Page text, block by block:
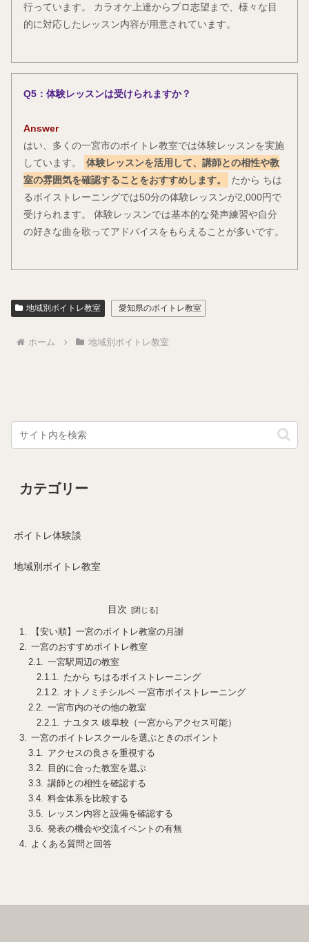
行っています。 カラオケ上達からプロ志望まで、様々な目
的に対応したレッスン内容が用意されています。
Q5：体験レッスンは受けられますか？
Answer
はい、多くの一宮市のボイトレ教室では体験レッスンを実施
しています。
体験レッスンを活用して、講師との相性や教
室の雰囲気を確認することをおすすめします。
たから ちは
るボイストレーニングでは50分の体験レッスンが2,000円で
受けられます。 体験レッスンでは基本的な発声練習や自分
の好きな曲を歌ってアドバイスをもらえることが多いです。
地域別ボイトレ教室 愛知県のボイトレ教室
ホーム 地域別ボイトレ教室
カテゴリー
ボイトレ体験談
地域別ボイトレ教室
目次
【安い順】一宮のボイトレ教室の月謝
一宮のおすすめボイトレ教室
一宮駅周辺の教室
たから ちはるボイストレーニング
オトノミチシルベ 一宮市ボイストレーニング
一宮市内のその他の教室
ナユタス 岐阜校（一宮からアクセス可能）
一宮のボイトレスクールを選ぶときのポイント
アクセスの良さを重視する
目的に合った教室を選ぶ
講師との相性を確認する
料金体系を比較する
レッスン内容と設備を確認する
発表の機会や交流イベントの有無
よくある質問と回答